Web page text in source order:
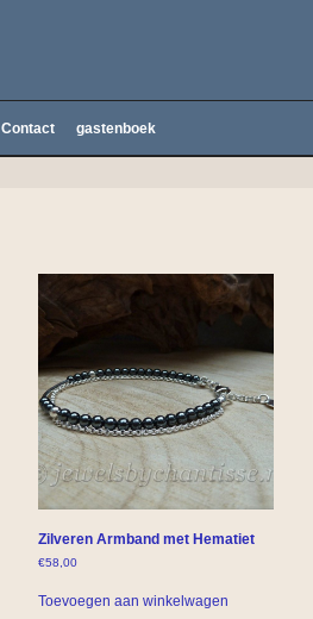
Contact gastenboek
Zilveren Armband met Hematiet
€58,00
Toevoegen aan winkelwagen